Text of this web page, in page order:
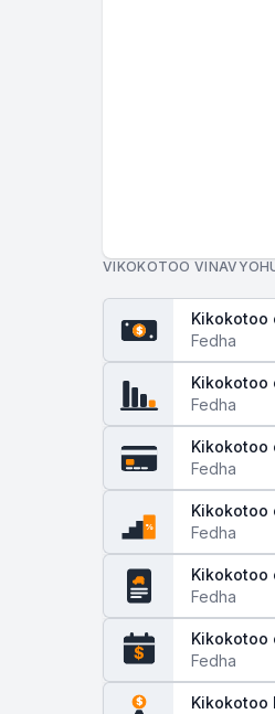
VIKOKOTOO
$
Kikokotoo
Fedha
Kikokotoo
Fedha
Kikokotoo
Fedha
%
Kikokotoo
Fedha
Kikokotoo
Fedha
$
Kikokotoo
Fedha
$
Kikokotoo